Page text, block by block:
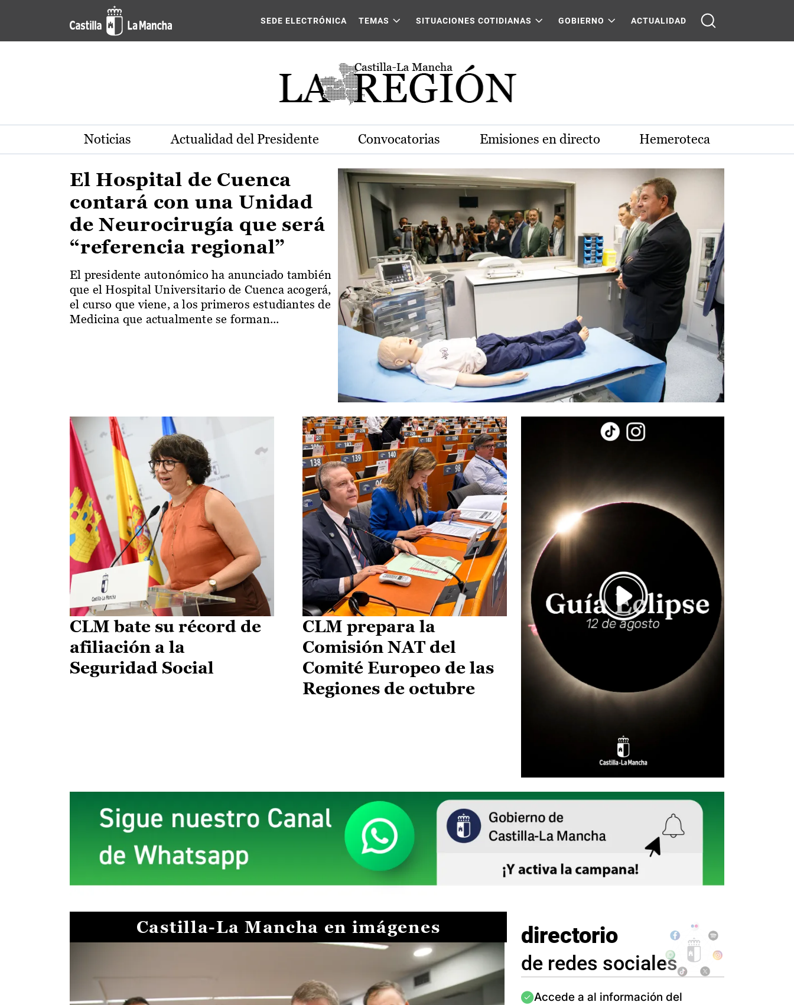
Pasar al contenido principal
Actualidad de la región de Castilla-La Mancha
SEDE ELECTRÓNICA TEMAS SITUACIONES COTIDIANAS GOBIERNO ACTUALIDAD
Noticias Actualidad del Presidente Convocatorias Emisiones en directo Hemeroteca
El Hospital de Cuenca
contará con una Unidad
de Neurocirugía que será
“referencia regional”
El presidente autonómico ha anunciado también
que el Hospital Universitario de Cuenca acogerá,
el curso que viene, a los primeros estudiantes de
Medicina que actualmente se forman...
CLM bate su récord de
afiliación a la
Seguridad Social
CLM prepara la
Comisión NAT del
Comité Europeo de las
Regiones de octubre
Castilla-La Mancha en imágenes directorio
de redes sociales
Imagen
Accede a al información del